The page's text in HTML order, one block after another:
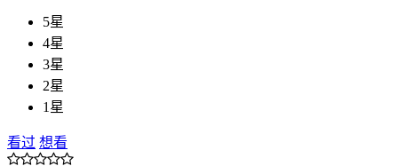
5星
4星
3星
2星
1星
看过 想看